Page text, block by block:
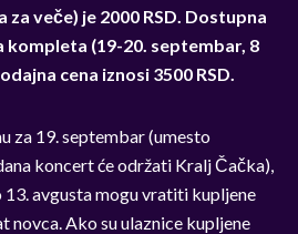
veče) je 2000 RSD. Dostupna
kompleta (19-20. septembar, 8
cena iznosi 3500 RSD.
za 19. septembar (umesto
koncert će održati Kralj Čačka),
avgusta mogu vratiti kupljene
novca. Ako su ulaznice kupljene